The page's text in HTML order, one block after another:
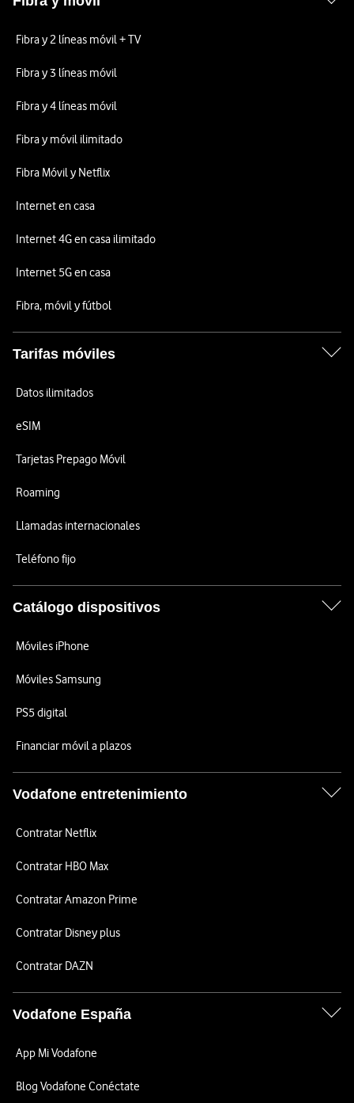
Fibra y 2 líneas móvil + TV
Fibra y 3 líneas móvil
Fibra y 4 líneas móvil
Fibra y móvil ilimitado
Fibra Móvil y Netflix
Internet en casa
Internet 4G en casa ilimitado
Internet 5G en casa
Fibra, móvil y fútbol
Tarifas móviles
Datos ilimitados
eSIM
Tarjetas Prepago Móvil
Roaming
Llamadas internacionales
Teléfono fijo
Catálogo dispositivos
Móviles iPhone
Móviles Samsung
PS5 digital
Financiar móvil a plazos
Vodafone entretenimiento
Contratar Netflix
Contratar HBO Max
Contratar Amazon Prime
Contratar Disney plus
Contratar DAZN
Vodafone España
App Mi Vodafone
Blog Vodafone Conéctate